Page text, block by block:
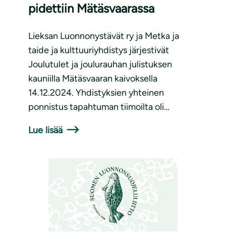
pidettiin Mätäsvaarassa
Lieksan Luonnonystävät ry ja Metka ja
taide ja kulttuuriyhdistys järjestivät
Joulutulet ja joulurauhan julistuksen
kauniilla Mätäsvaaran kaivoksella
14.12.2024. Yhdistyksien yhteinen
ponnistus tapahtuman tiimoilta oli…
Lue lisää